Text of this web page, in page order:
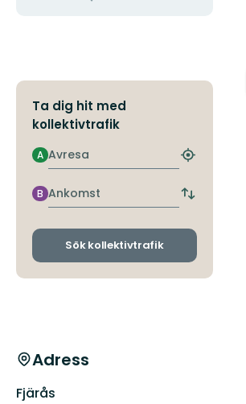
Ta dig hit med
kollektivtrafik
Avresa
A
Hitta
hållplats
Ankomst
B
Byt
och
Sök kollektivtrafik
Adress
Fjärås